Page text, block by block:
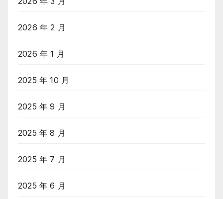
2026 年 2 月
2026 年 1 月
2025 年 10 月
2025 年 9 月
2025 年 8 月
2025 年 7 月
2025 年 6 月